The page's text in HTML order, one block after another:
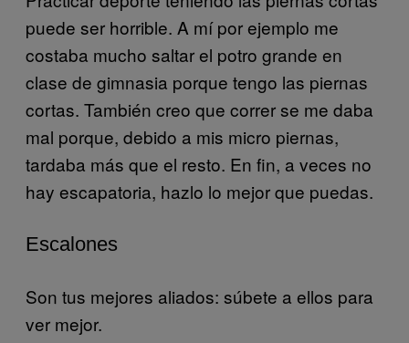
puede ser horrible. A mí por ejemplo me
costaba mucho saltar el potro grande en
clase de gimnasia porque tengo las piernas
cortas. También creo que correr se me daba
mal porque, debido a mis micro piernas,
tardaba más que el resto. En fin, a veces no
hay escapatoria, hazlo lo mejor que puedas.
Escalones
Son tus mejores aliados: súbete a ellos para
ver mejor.